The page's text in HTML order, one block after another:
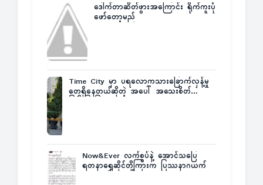
ဒေါက်တာဆိတ်ဖွားအကြောင်း ရိုက်ကူးပုံ
ဖော်တော့မည်
Time City မှာ ပရလောကသားခြောက်လှန့်မှု
တွေရှိနေတယ်ဆိုတဲ့ အပေါ် အသေးစိတ်
Now&Ever လက်စွပ်နဲ့ အောင်သပြေ
ရတနာရွှေဆိုင်တို့ကြားက ပြဿနာဂယက်